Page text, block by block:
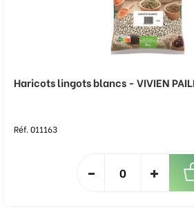
Haricots lingots blancs - VIVIEN
Réf. 011163